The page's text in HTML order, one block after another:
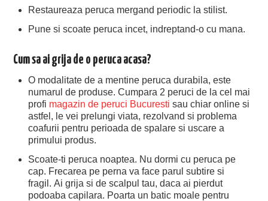
Restaureaza peruca mergand periodic la stilist.
Pune si scoate peruca incet, indreptand-o cu mana.
Cum sa ai grija de o peruca acasa?
O modalitate de a mentine peruca durabila, este
numarul de produse. Cumpara 2 peruci de la cel mai
profi magazin de peruci Bucuresti sau chiar online si
astfel, le vei prelungi viata, rezolvand si problema
coafurii pentru perioada de spalare si uscare a
primului produs.
Scoate-ti peruca noaptea. Nu dormi cu peruca pe
cap. Frecarea pe perna va face parul subtire si
fragil. Ai grija si de scalpul tau, daca ai pierdut
podoaba capilara. Poarta un batic moale pentru